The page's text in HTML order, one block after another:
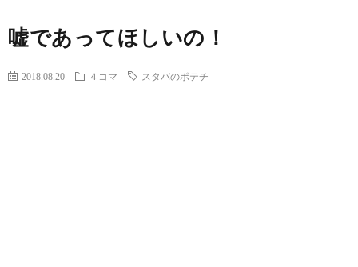
嘘であってほしいの！
2018.08.20 ４コマ スタバのポテチ